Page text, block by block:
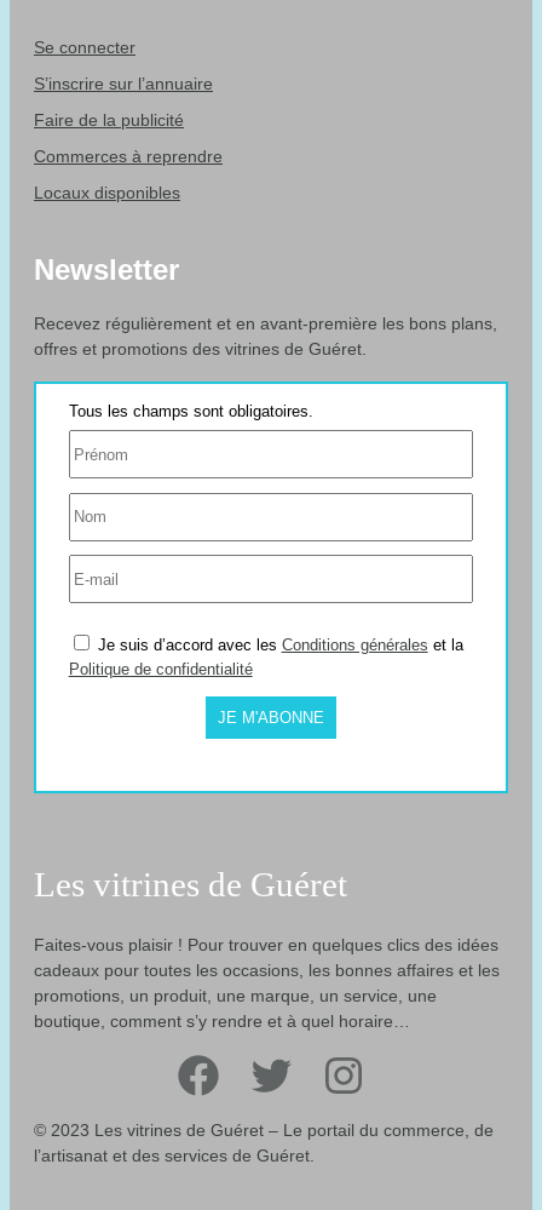
Se connecter
S’inscrire sur l’annuaire
Faire de la publicité
Commerces à reprendre
Locaux disponibles
Newsletter
Recevez régulièrement et en avant-première les bons plans,
offres et promotions des vitrines de Guéret.
Je suis d’accord avec les Conditions générales et la
Politique de confidentialité
JE M'ABONNE
Les vitrines de Guéret
Faites-vous plaisir ! Pour trouver en quelques clics des idées
cadeaux pour toutes les occasions, les bonnes affaires et les
promotions, un produit, une marque, un service, une
boutique, comment s’y rendre et à quel horaire…
Facebook Twitter Instagram
© 2023 Les vitrines de Guéret – Le portail du commerce, de
l’artisanat et des services de Guéret.